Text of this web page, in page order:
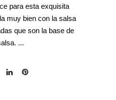
para esta exquisita
muy bien con la salsa
que son la base de
...